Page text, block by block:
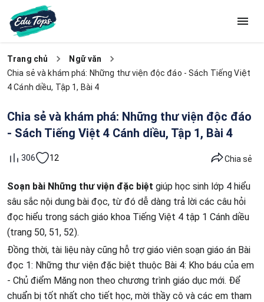
Trang chủ
Ngữ văn
Chia sẻ và khám phá: Những thư viện độc đáo - Sách Tiếng Việt
4 Cánh diều, Tập 1, Bài 4
Chia sẻ và khám phá: Những thư viện độc đáo
- Sách Tiếng Việt 4 Cánh diều, Tập 1, Bài 4
306 12 Chia sẻ
Soạn bài Những thư viện đặc biệt giúp học sinh lớp 4 hiểu
sâu sắc nội dung bài đọc, từ đó dễ dàng trả lời các câu hỏi
đọc hiểu trong sách giáo khoa Tiếng Việt 4 tập 1 Cánh diều
(trang 50, 51, 52).
Đồng thời, tài liệu này cũng hỗ trợ giáo viên soạn giáo án Bài
đọc 1: Những thư viện đặc biệt thuộc Bài 4: Kho báu của em
- Chủ điểm Măng non theo chương trình giáo dục mới. Để
chuẩn bị tốt nhất cho tiết học, mời thầy cô và các em tham